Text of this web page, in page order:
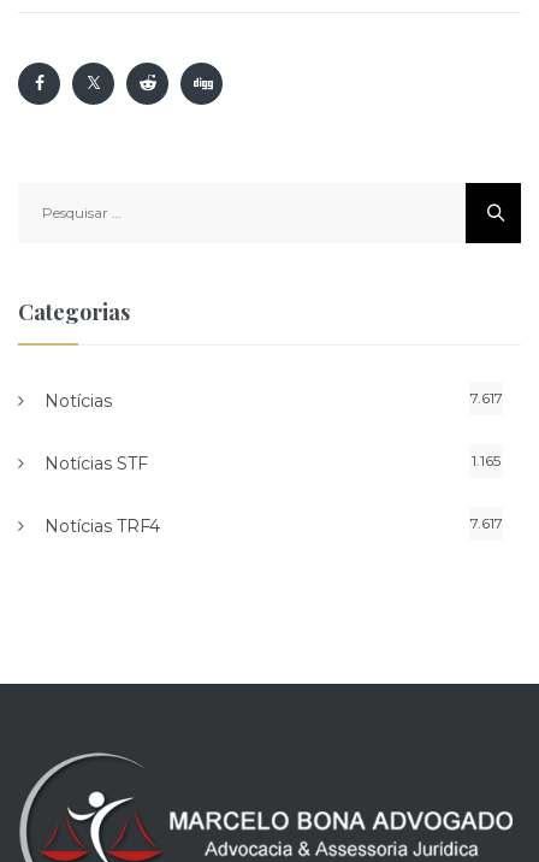
por:
Categorias
Notícias 7.617
Notícias STF 1.165
Notícias TRF4 7.617